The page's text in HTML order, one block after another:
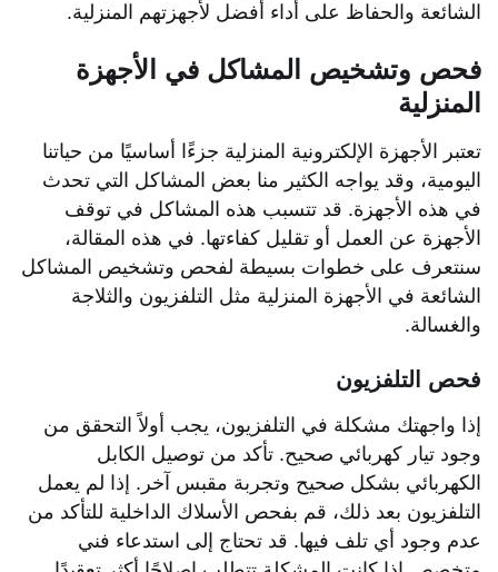
الشائعة والحفاظ على أداء أفضل لأجهزتهم المنزلية.
فحص وتشخيص المشاكل في الأجهزة
المنزلية
تعتبر الأجهزة الإلكترونية المنزلية جزءًا أساسيًا من حياتنا
اليومية، وقد يواجه الكثير منا بعض المشاكل التي تحدث
في هذه الأجهزة. قد تتسبب هذه المشاكل في توقف
الأجهزة عن العمل أو تقليل كفاءتها. في هذه المقالة،
سنتعرف على خطوات بسيطة لفحص وتشخيص المشاكل
الشائعة في الأجهزة المنزلية مثل التلفزيون والثلاجة
والغسالة.
فحص التلفزيون
إذا واجهتك مشكلة في التلفزيون، يجب أولاً التحقق من
وجود تيار كهربائي صحيح. تأكد من توصيل الكابل
الكهربائي بشكل صحيح وتجربة مقبس آخر. إذا لم يعمل
التلفزيون بعد ذلك، قم بفحص الأسلاك الداخلية للتأكد من
عدم وجود أي تلف فيها. قد تحتاج إلى استدعاء فني